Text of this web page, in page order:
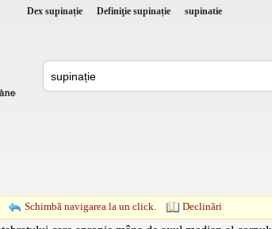
Dex supinație Definiţie supinație supinatie
Schimbă navigarea la un click. Declinări